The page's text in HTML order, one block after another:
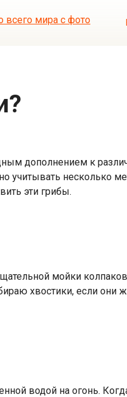
дополнением к
учитывать несколько
эти грибы.
мойки
хвостики, если они
водой на огонь.